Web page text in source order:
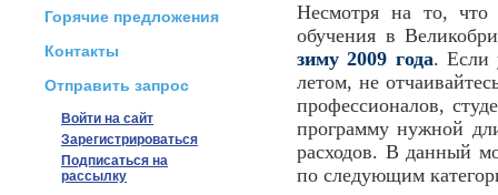
Горячие предложения
Контакты
Отправить запрос
Войти на сайт
Зарегистрироваться
Подписаться на
рассылку
Несмотря на то, что
обучения в
зиму 2009 года. Если
летом, не
профессионалов,
программу нужной
расходов. В данный
по следующим